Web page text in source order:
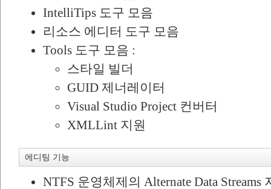
IntelliTips 도구 모음
리소스 에디터 도구 모음
Tools 도구 모음 :
스타일 빌더
GUID 제너레이터
Visual Studio Project 컨버터
XMLLint 지원
에디팅 기능
NTFS 운영체제의 Alternate Data Streams